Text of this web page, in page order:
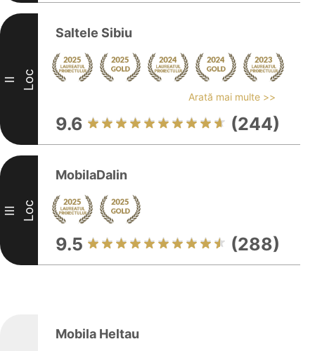
II Loc
Saltele Sibiu
Arată mai multe >>
9.6 (244)
III Loc
MobilaDalin
9.5 (288)
Mobila Heltau